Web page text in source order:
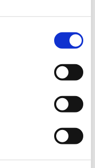
το ίδιο